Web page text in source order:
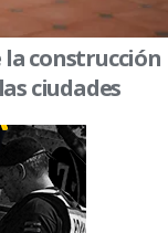
construcción
ciudades